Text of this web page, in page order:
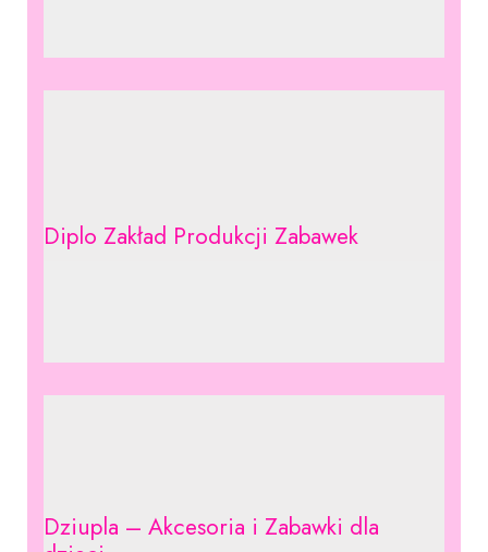
Diplo Zakład Produkcji Zabawek
Dziupla – Akcesoria i Zabawki dla